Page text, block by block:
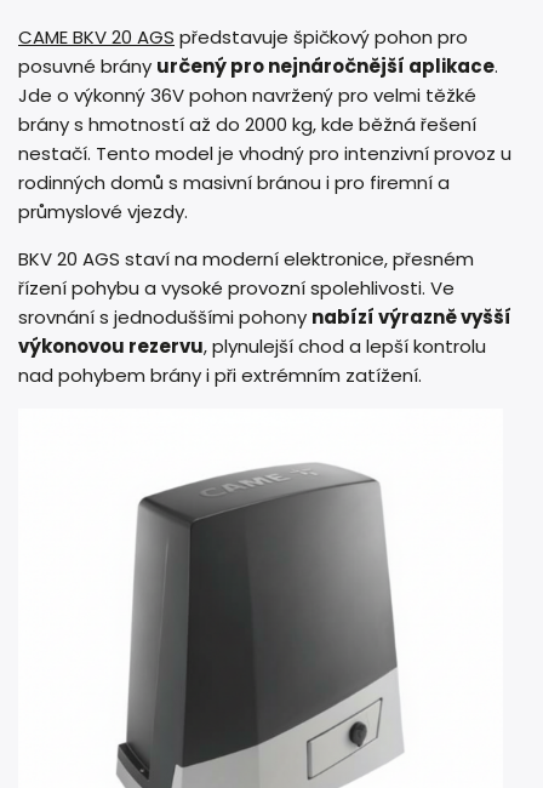
CAME BKV 20 AGS představuje špičkový pohon pro
posuvné brány určený pro nejnáročnější aplikace.
Jde o výkonný 36V pohon navržený pro velmi těžké
brány s hmotností až do 2000 kg, kde běžná řešení
nestačí. Tento model je vhodný pro intenzivní provoz u
rodinných domů s masivní bránou i pro firemní a
průmyslové vjezdy.
BKV 20 AGS staví na moderní elektronice, přesném
řízení pohybu a vysoké provozní spolehlivosti. Ve
srovnání s jednoduššími pohony nabízí výrazně vyšší
výkonovou rezervu, plynulejší chod a lepší kontrolu
nad pohybem brány i při extrémním zatížení.